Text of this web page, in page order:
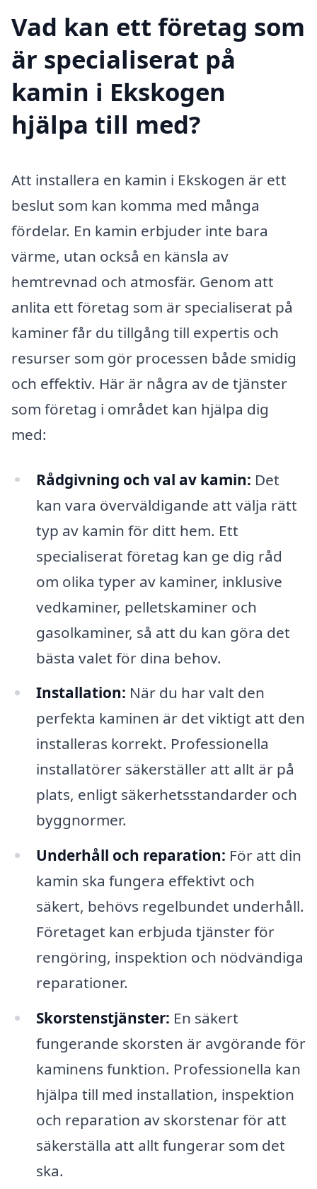
Vad kan ett företag som
är specialiserat på
kamin i Ekskogen
hjälpa till med?
Att installera en kamin i Ekskogen är ett
beslut som kan komma med många
fördelar. En kamin erbjuder inte bara
värme, utan också en känsla av
hemtrevnad och atmosfär. Genom att
anlita ett företag som är specialiserat på
kaminer får du tillgång till expertis och
resurser som gör processen både smidig
och effektiv. Här är några av de tjänster
som företag i området kan hjälpa dig
med:
Rådgivning och val av kamin: Det
kan vara överväldigande att välja rätt
typ av kamin för ditt hem. Ett
specialiserat företag kan ge dig råd
om olika typer av kaminer, inklusive
vedkaminer, pelletskaminer och
gasolkaminer, så att du kan göra det
bästa valet för dina behov.
Installation: När du har valt den
perfekta kaminen är det viktigt att den
installeras korrekt. Professionella
installatörer säkerställer att allt är på
plats, enligt säkerhetsstandarder och
byggnormer.
Underhåll och reparation: För att din
kamin ska fungera effektivt och
säkert, behövs regelbundet underhåll.
Företaget kan erbjuda tjänster för
rengöring, inspektion och nödvändiga
reparationer.
Skorstenstjänster: En säkert
fungerande skorsten är avgörande för
kaminens funktion. Professionella kan
hjälpa till med installation, inspektion
och reparation av skorstenar för att
säkerställa att allt fungerar som det
ska.